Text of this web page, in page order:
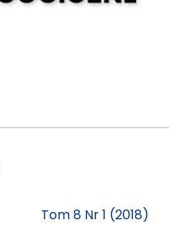
Tom 8 Nr 1 (2018)